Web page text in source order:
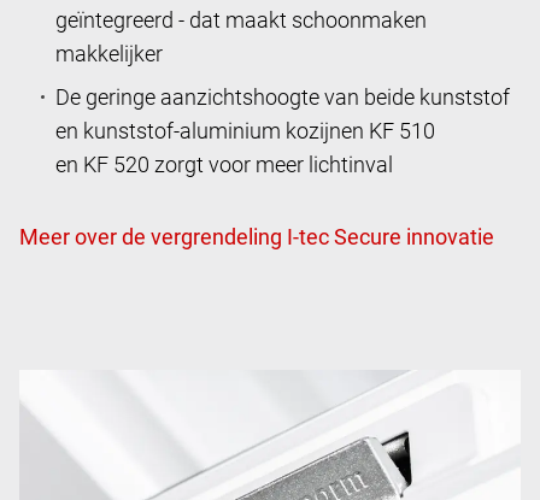
geïntegreerd - dat maakt schoonmaken
makkelijker
De geringe aanzichtshoogte van beide kunststof
en kunststof-aluminium kozijnen KF 510
en KF 520 zorgt voor meer lichtinval